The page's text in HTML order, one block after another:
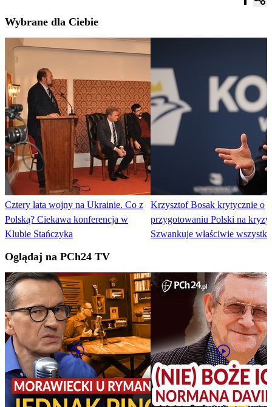
Wybrane dla Ciebie
Cztery lata wojny na Ukrainie. Co z
Polską? Ciekawa konferencja w
Klubie Stańczyka
Krzysztof Bosak krytycznie o
przygotowaniu Polski na
Szwankuje właściwie wszystko
Oglądaj na PCh24 TV